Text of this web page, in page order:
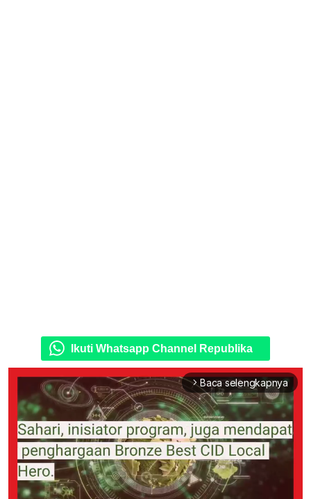
Ikuti Whatsapp Channel Republika
arrow_forward_ios Baca selengkapnya